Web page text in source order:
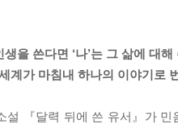
생을 쓴다면 ‘나’는 그 삶에 대해
계가 마침내 하나의 이야기로
설 『달력 뒤에 쓴 유서』가